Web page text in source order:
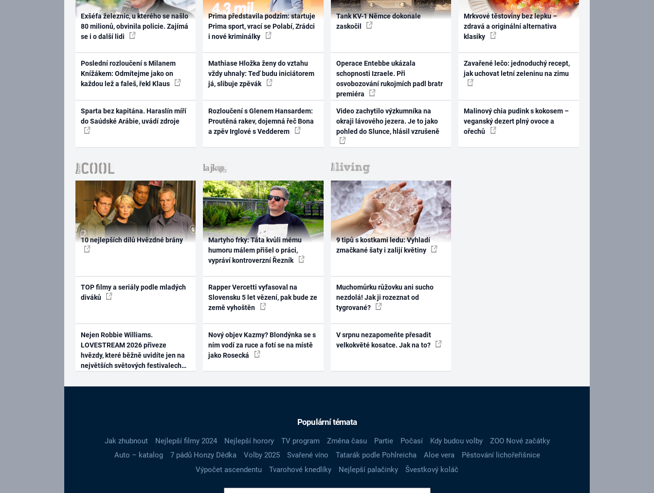
Exšéfa železnic, u kterého se našlo
80 milionů, obvinila policie. Zajímá
se i o další lidi
Poslední rozloučení s Milanem
Knížákem: Odmítejme jako on
každou lež a faleš, řekl Klaus
Sparta bez kapitána. Haraslín míří
do Saúdské Arábie, uvádí zdroje
Prima představila podzim: startuje
Prima sport, vrací se Polabí, Zrádci
i nové kriminálky
Mathiase Hložka ženy do vztahu
vždy uhnaly: Teď budu iniciátorem
já, slibuje zpěvák
Rozloučení s Glenem Hansardem:
Proutěná rakev, dojemná řeč Bona
a zpěv Irglové s Vedderem
Tank KV-1 Němce dokonale
zaskočil
Operace Entebbe ukázala
schopnosti Izraele. Při
osvobozování rukojmích padl bratr
premiéra
Video zachytilo výzkumníka na
okraji lávového jezera. Je to jako
pohled do Slunce, hlásil vzrušeně
Mrkvové těstoviny bez lepku –
zdravá a originální alternativa
klasiky
Zavařené lečo: jednoduchý recept,
jak uchovat letní zeleninu na zimu
Malinový chia pudink s kokosem –
veganský dezert plný ovoce a
ořechů
10 nejlepších dílů Hvězdné brány
TOP filmy a seriály podle mladých
diváků
Nejen Robbie Williams.
LOVESTREAM 2026 přiveze
hvězdy, které běžně uvidíte jen na
největších světových festivalech
Martyho frky: Táta kvůli mému
humoru málem přišel o práci,
vypráví kontroverzní Řezník
Rapper Vercetti vyfasoval na
Slovensku 5 let vězení, pak bude ze
země vyhoštěn
Nový objev Kazmy? Blondýnka se s
ním vodí za ruce a fotí se na místě
jako Rosecká
9 tipů s kostkami ledu: Vyhladí
zmačkané šaty i zalijí květiny
Muchomůrku růžovku ani sucho
nezdolá! Jak ji rozeznat od
tygrované?
V srpnu nezapomeňte přesadit
velkokvěté kosatce. Jak na to?
Populární témata
Jak zhubnout Nejlepší filmy 2024 Nejlepší horory TV program Změna času Partie Počasí Kdy budou volby
ZOO Nové začátky
Auto – katalog
7 pádů Honzy Dědka Volby 2025 Svařené víno Tatarák podle Pohlreicha Aloe vera
Pěstování lichořeřišnice
Výpočet ascendentu
Tvarohové knedlíky Nejlepší palačinky Švestkový koláč